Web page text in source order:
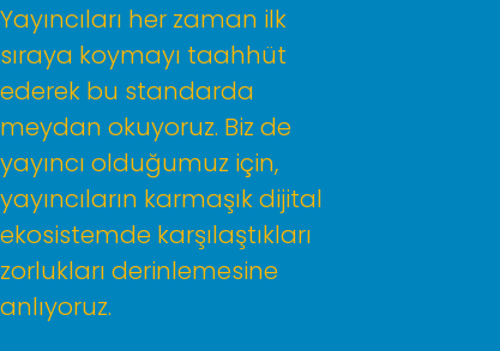
Yayıncıları her zaman ilk
sıraya koymayı taahhüt
ederek bu standarda
meydan okuyoruz. Biz de
yayıncı olduğumuz için,
yayıncıların karmaşık dijital
ekosistemde karşılaştıkları
zorlukları derinlemesine
anlıyoruz.